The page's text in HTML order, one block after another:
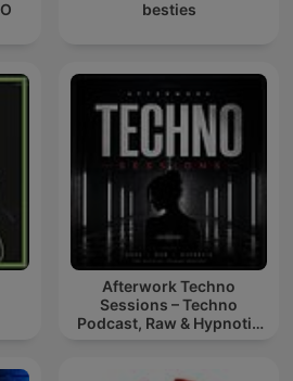
besties
Afterwork Techno
Sessions – Techno
Podcast, Raw & Hypnotic